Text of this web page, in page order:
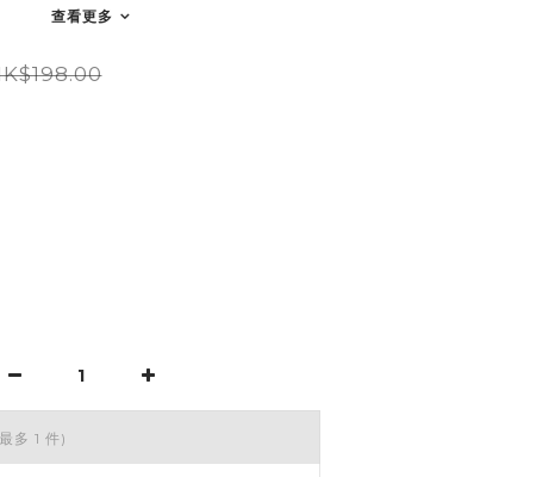
查看更多
多 1 件)